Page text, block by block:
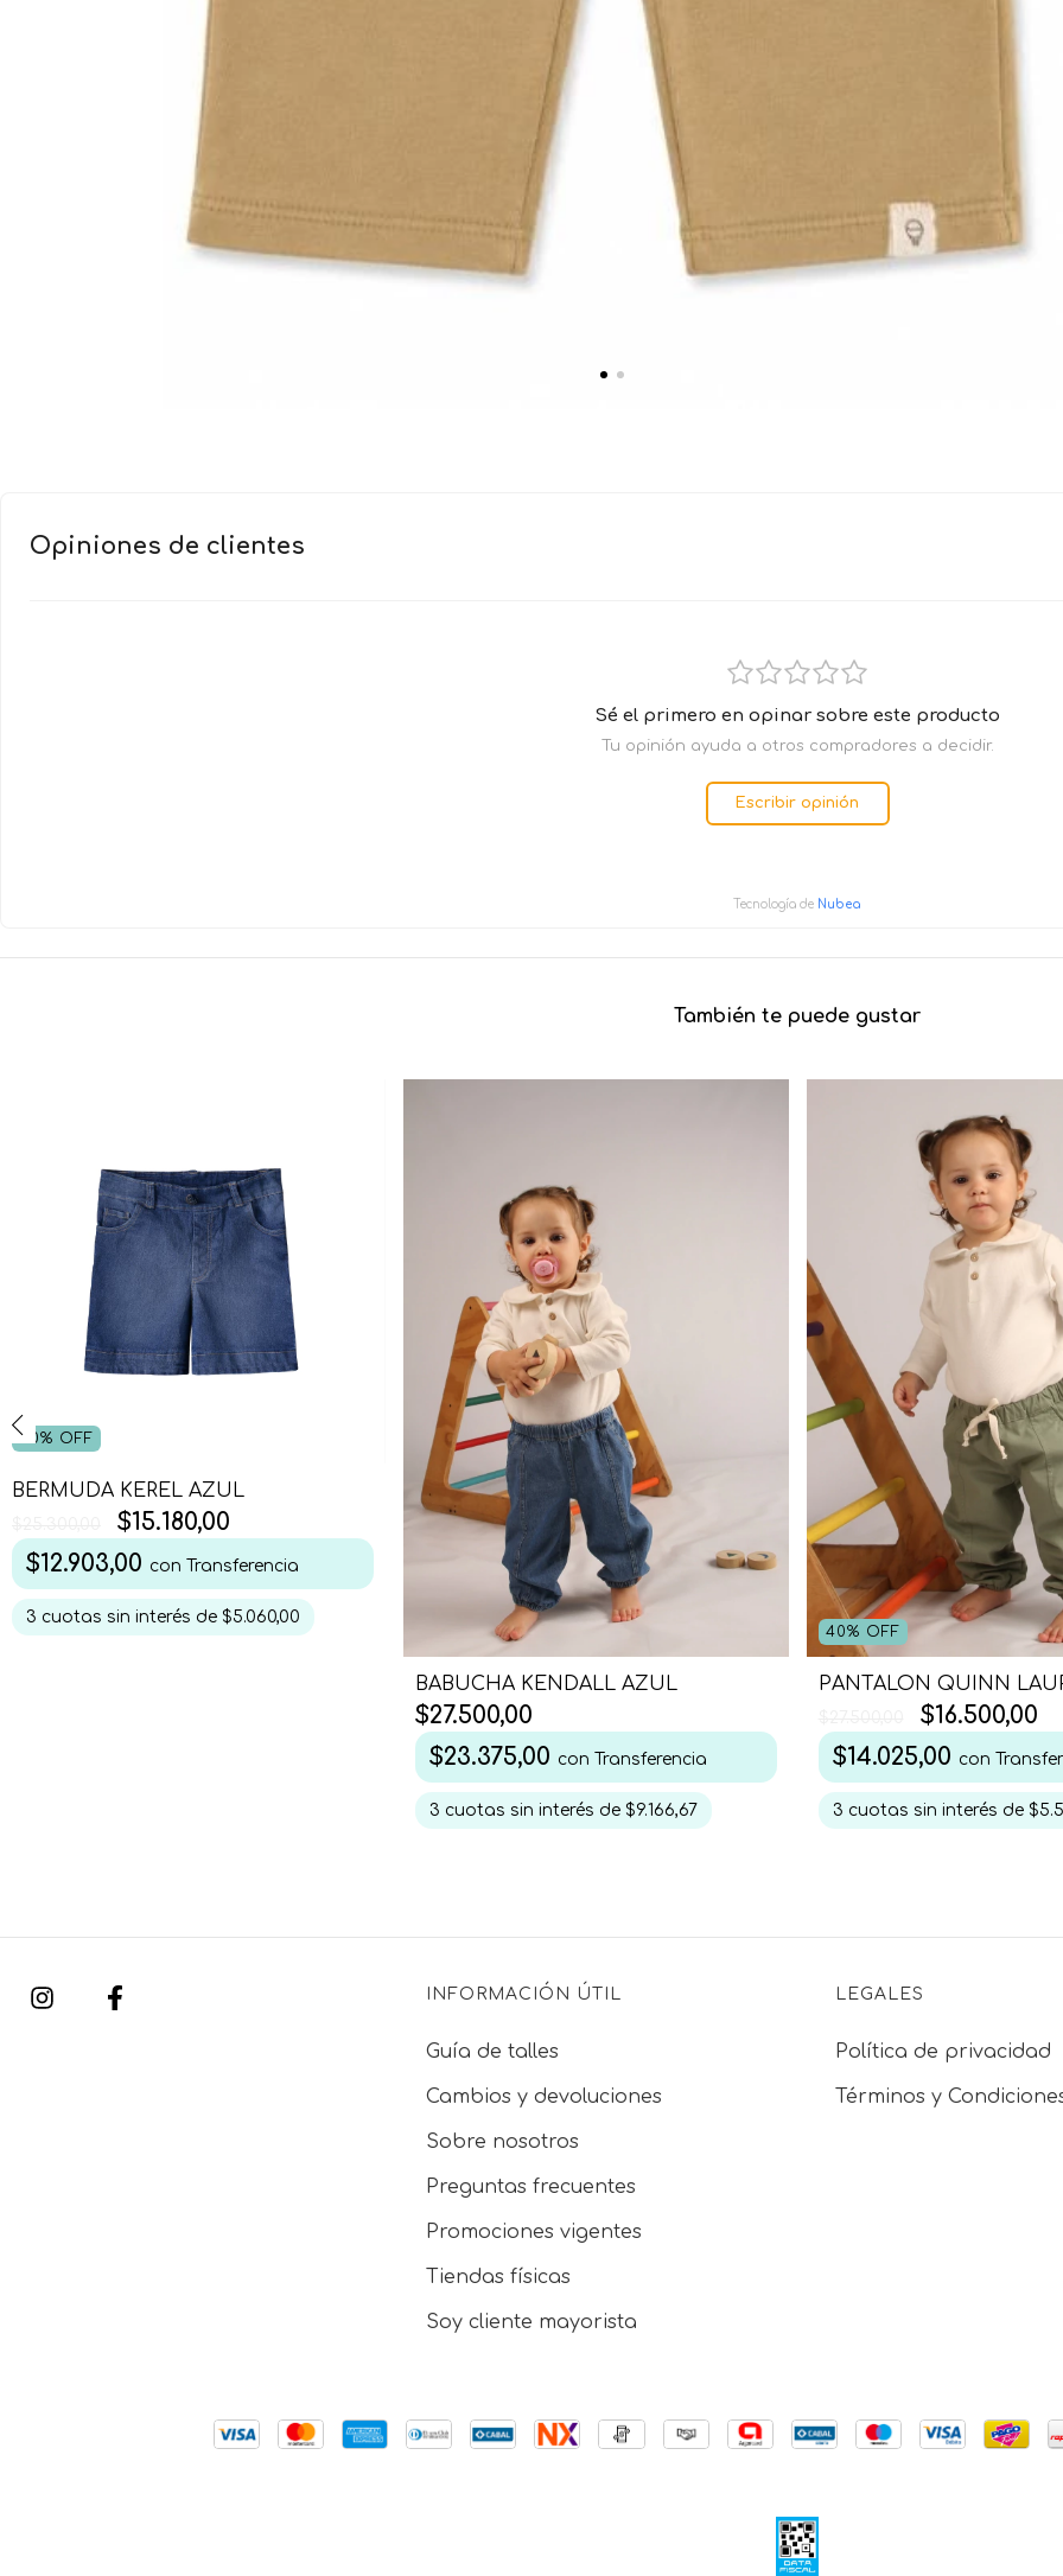
Opiniones de clientes
Sé el primero en opinar sobre este producto
Tu opinión ayuda a otros compradores a decidir.
Escribir opinión
Tecnología de Nubea
También te puede gustar
40% OFF
BERMUDA KEREL AZUL
$15.180,00
$12.903,00 con Transferencia
3 cuotas sin interés de $5.060,00
BABUCHA KENDALL AZUL
$27.500,00
$23.375,00 con Transferencia
3 cuotas sin interés de $9.166,67
40% OFF
PANTALON QUINN
$16.500,00
$14.025,00 con
3 cuotas sin interés de
INFORMACIÓN ÚTIL
Guía de talles
Cambios y devoluciones
Sobre nosotros
Preguntas frecuentes
Promociones vigentes
Tiendas físicas
Soy cliente mayorista
LEGALES
Política de privacidad
Términos y